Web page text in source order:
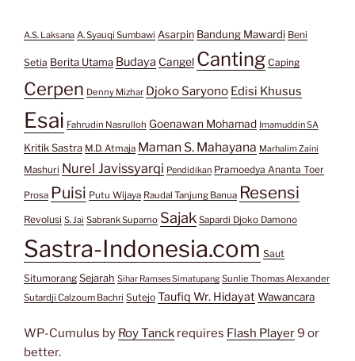
A.S. Laksana A. Syauqi Sumbawi Asarpin Bandung Mawardi Beni
Setia Berita Utama Budaya Cangel Canting Caping
Cerpen Denny Mizhar Djoko Saryono Edisi Khusus
Esai Fahrudin Nasrulloh Goenawan Mohamad Imamuddin SA
Kritik Sastra M.D. Atmaja Maman S. Mahayana Marhalim Zaini
Mashuri Nurel Javissyarqi Pendidikan Pramoedya Ananta Toer
Prosa Puisi Putu Wijaya Raudal Tanjung Banua Resensi
Revolusi S. Jai Sabrank Suparno Sajak Sapardi Djoko Damono
Sastra-Indonesia.com Saut
Situmorang Sejarah Sihar Ramses Simatupang Sunlie Thomas Alexander
Sutardji Calzoum Bachri Sutejo Taufiq Wr. Hidayat Wawancara
WP-Cumulus by Roy Tanck requires Flash Player9 or
better.